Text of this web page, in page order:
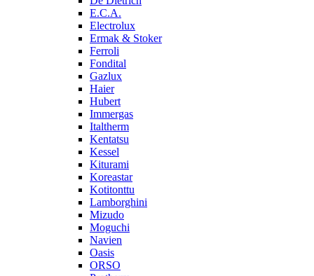
E.C.A.
Electrolux
Ermak & Stoker
Ferroli
Fondital
Gazlux
Haier
Hubert
Immergas
Italtherm
Kentatsu
Kessel
Kiturami
Koreastar
Kotitonttu
Lamborghini
Mizudo
Moguchi
Navien
Oasis
ORSO